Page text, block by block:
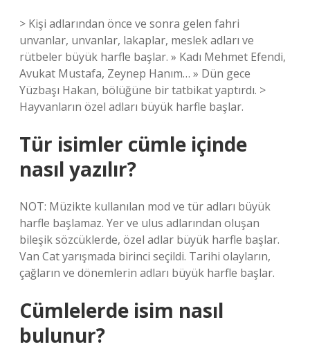
> Kişi adlarından önce ve sonra gelen fahri
unvanlar, unvanlar, lakaplar, meslek adları ve
rütbeler büyük harfle başlar. » Kadı Mehmet Efendi,
Avukat Mustafa, Zeynep Hanım… » Dün gece
Yüzbaşı Hakan, bölüğüne bir tatbikat yaptırdı. >
Hayvanların özel adları büyük harfle başlar.
Tür isimler cümle içinde
nasıl yazılır?
NOT: Müzikte kullanılan mod ve tür adları büyük
harfle başlamaz. Yer ve ulus adlarından oluşan
bileşik sözcüklerde, özel adlar büyük harfle başlar.
Van Cat yarışmada birinci seçildi. Tarihi olayların,
çağların ve dönemlerin adları büyük harfle başlar.
Cümlelerde isim nasıl
bulunur?